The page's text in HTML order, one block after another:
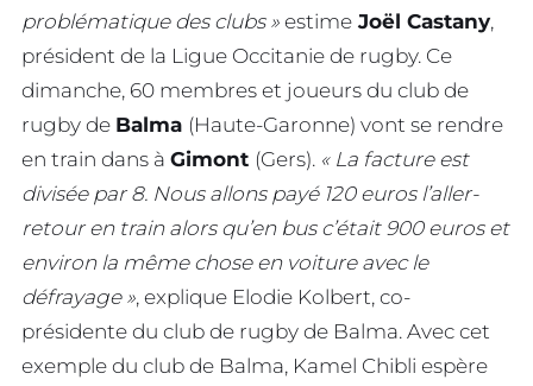
problématique des clubs » estime Joël Castany,
président de la Ligue Occitanie de rugby. Ce
dimanche, 60 membres et joueurs du club de
rugby de Balma (Haute-Garonne) vont se rendre
en train dans à Gimont (Gers). « La facture est
divisée par 8. Nous allons payé 120 euros l’aller-
retour en train alors qu’en bus c’était 900 euros et
environ la même chose en voiture avec le
défrayage », explique Elodie Kolbert, co-
présidente du club de rugby de Balma. Avec cet
exemple du club de Balma, Kamel Chibli espère